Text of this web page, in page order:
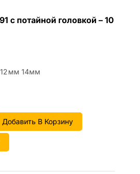
с потайной головкой – 10
14мм
Добавить В Корзину